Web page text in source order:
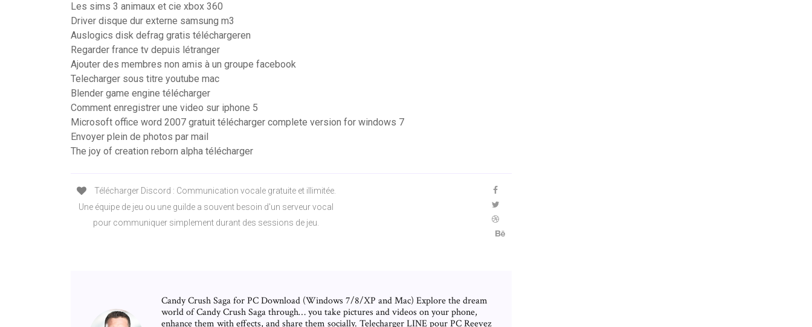
Les sims 3 animaux et cie xbox 360
Driver disque dur externe samsung m3
Auslogics disk defrag gratis téléchargeren
Regarder france tv depuis létranger
Ajouter des membres non amis à un groupe facebook
Telecharger sous titre youtube mac
Blender game engine télécharger
Comment enregistrer une video sur iphone 5
Microsoft office word 2007 gratuit télécharger complete version for windows 7
Envoyer plein de photos par mail
The joy of creation reborn alpha télécharger
Télécharger Discord : Communication vocale gratuite et illimitée.
Une équipe de jeu ou une guilde a souvent besoin d'un serveur vocal
pour communiquer simplement durant des sessions de jeu.
Candy Crush Saga for PC Download (Windows 7/8/XP and Mac) Explore the dream
world of Candy Crush Saga through… you take pictures and videos on your phone,
enhance them with effects, and share them socially. Telecharger LINE pour PC Reevez